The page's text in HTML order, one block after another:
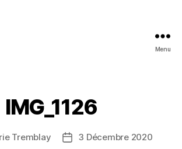
Menu
IMG_1126
Tremblay
Date3 Décembre 2020